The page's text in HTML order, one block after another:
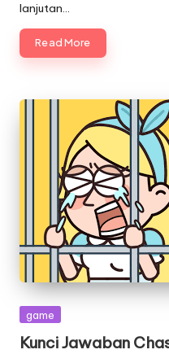
lanjutan…
Read More
Posted
game
Kunci Jawaban